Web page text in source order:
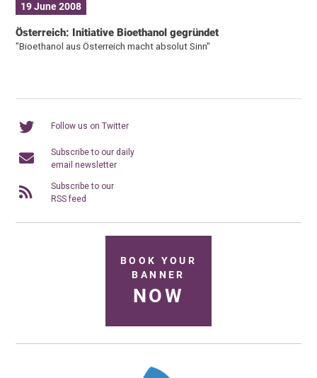
19 June 2008
Österreich: Initiative Bioethanol gegründet
"Bioethanol aus Österreich macht absolut Sinn"
Follow us on Twitter
Subscribe to our daily
email newsletter
Subscribe to our
RSS feed
BOOK YOUR
BANNER
NOW